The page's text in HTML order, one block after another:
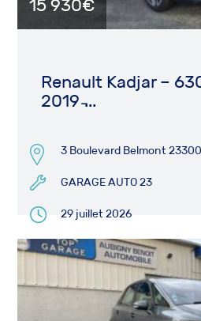
15 930€
Renault Kadjar –
2019 ̵...
3 Boulevard Belmont 23300
GARAGE AUTO 23
29 juillet 2026